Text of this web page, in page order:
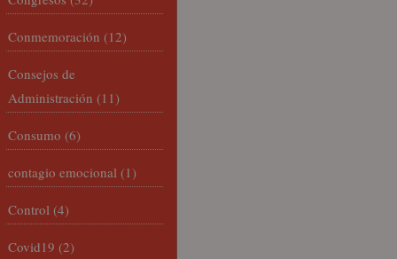
Conmemoración (12)
Consejos de
Administración (11)
Consumo (6)
contagio emocional (1)
Control (4)
Covid19 (2)